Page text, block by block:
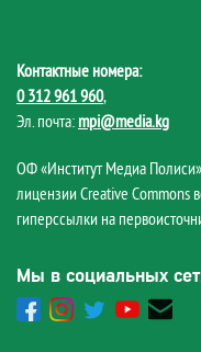
Контактные номера:
0 312 961 960,
Эл. почта: mpi@media.kg
ОФ «Институт Медиа
лицензии Creative Commons
гиперссылки на
Мы в социальных